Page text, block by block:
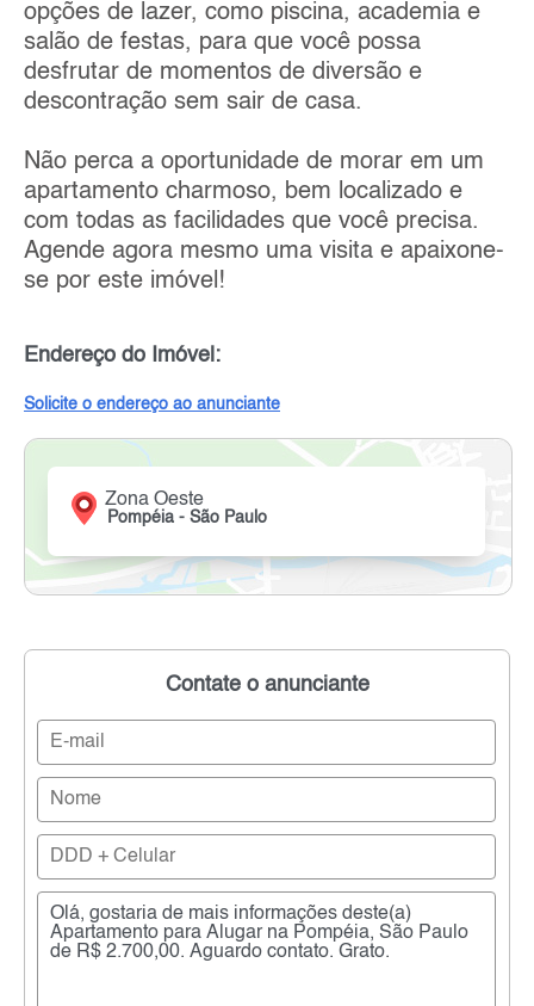
opções de lazer, como piscina, academia e
salão de festas, para que você possa
desfrutar de momentos de diversão e
descontração sem sair de casa.
Não perca a oportunidade de morar em um
apartamento charmoso, bem localizado e
com todas as facilidades que você precisa.
Agende agora mesmo uma visita e apaixone-
se por este imóvel!
Endereço do Imóvel:
Solicite o endereço ao anunciante
Zona Oeste
Pompéia - São Paulo
Contate o anunciante